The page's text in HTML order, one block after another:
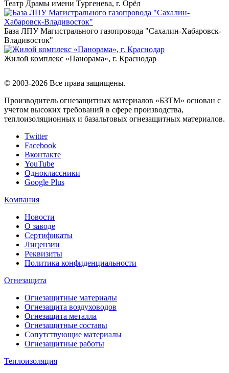
Театр Драмы имени Тургенева, г. Орёл
База ЛПУ Магистрального газопровода "Сахалин-Хабаровск-
Владивосток"
Жилой комплекс «Панорама», г. Краснодар
© 2003-2026 Все права защищены.
Производитель огнезащитных материалов «БЗТМ» основан с
учетом высоких требований в сфере производства,
теплоизоляционных и базальтовых огнезащитных материалов.
Twitter
Facebook
Вконтакте
YouTube
Одноклассники
Google Plus
Компания
Новости
О заводе
Сертификаты
Лицензии
Реквизиты
Политика конфиденциальности
Огнезащита
Огнезащитные материалы
Огнезащита воздуховодов
Огнезащита металлa
Огнезащитные составы
Сопутствующие материалы
Огнезащитные работы
Теплоизоляция